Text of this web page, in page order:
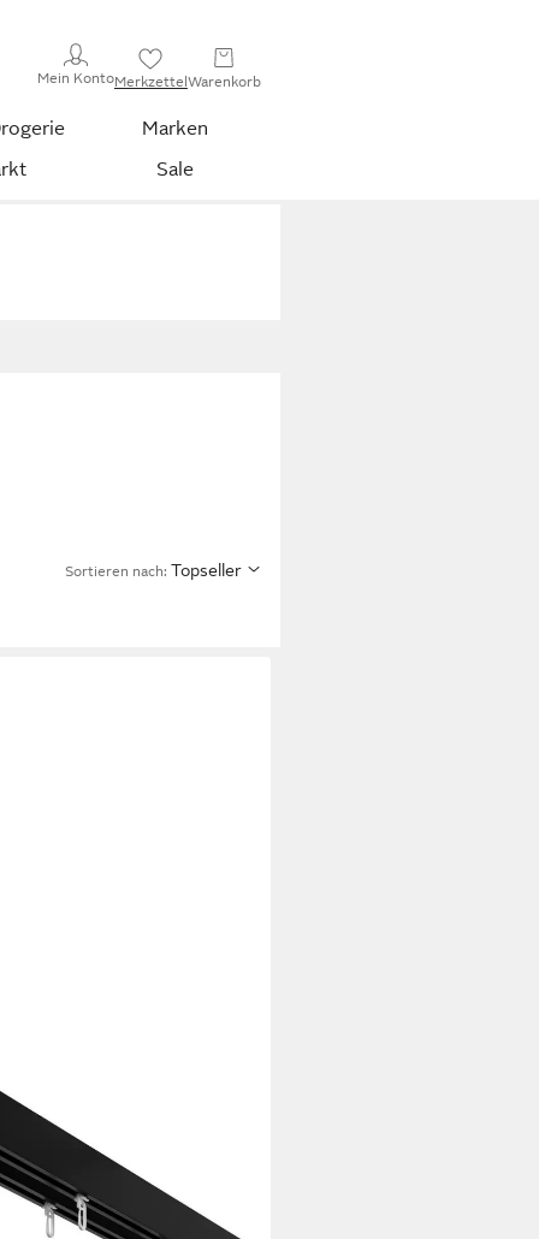
Mein KontoMerkzettelWarenkorb
Marken
Sale
Sortieren nach: Topseller